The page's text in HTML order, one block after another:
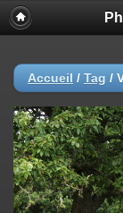
Accueil / Tag /